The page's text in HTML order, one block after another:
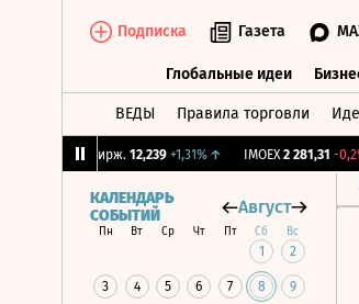
Подписка Газета
Глобальные идеи
ВЕДЫ Правила торговли
CNY Бирж. 12,239 +1,31%↑ IMOEX 2 281,31 -0,2%
КАЛЕНДАРЬ
СОБЫТИЙ
Август
Пн Вт Ср Чт Пт Сб Вс
1 2
3 4 5 6 7 8 9